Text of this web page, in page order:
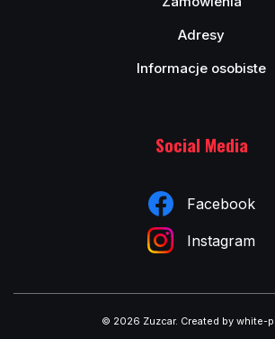
Adresy
Informacje osobiste
Social Media
Facebook
Instagram
© 2026 Zuzcar. Created by white-